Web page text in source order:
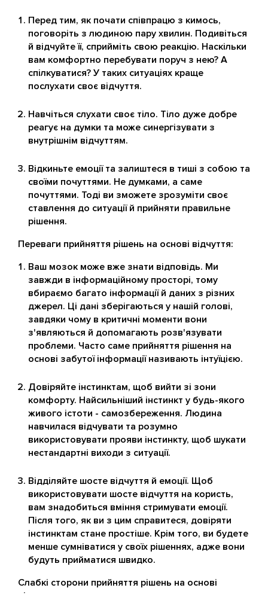
Перед тим, як почати співпрацю з кимось,
поговоріть з людиною пару хвилин. Подивіться
й відчуйте її, сприйміть свою реакцію. Наскільки
вам комфортно перебувати поруч з нею? А
спілкуватися? У таких ситуаціях краще
послухати своє відчуття.
Навчіться слухати своє тіло. Тіло дуже добре
реагує на думки та може синергізувати з
внутрішнім відчуттям.
Відкиньте емоції та залиштеся в тиші з собою та
своїми почуттями. Не думками, а саме
почуттями. Тоді ви зможете зрозуміти своє
ставлення до ситуації й прийняти правильне
рішення.
Переваги прийняття рішень на основі відчуття:
Ваш мозок може вже знати відповідь. Ми
завжди в інформаційному просторі, тому
вбираємо багато інформації й даних з різних
джерел. Ці дані зберігаються у нашій голові,
завдяки чому в критичні моменти вони
з'являються й допомагають розв'язувати
проблеми. Часто саме прийняття рішення на
основі забутої інформації називають інтуїцією.
Довіряйте інстинктам, щоб вийти зі зони
комфорту. Найсильніший інстинкт у будь-якого
живого істоти - самозбереження. Людина
навчилася відчувати та розумно
використовувати прояви інстинкту, щоб шукати
нестандартні виходи з ситуації.
Відділяйте шосте відчуття й емоції. Щоб
використовувати шосте відчуття на користь,
вам знадобиться вміння стримувати емоції.
Після того, як ви з цим справитеся, довіряти
інстинктам стане простіше. Крім того, ви будете
менше сумніватися у своїх рішеннях, адже вони
будуть прийматися швидко.
Слабкі сторони прийняття рішень на основі